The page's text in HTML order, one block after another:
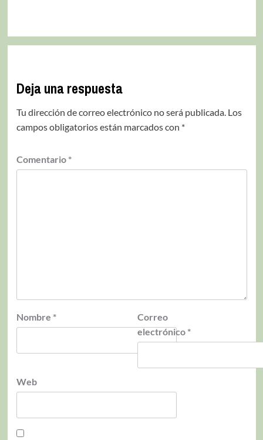
Deja una respuesta
Tu dirección de correo electrónico no será publicada. Los
campos obligatorios están marcados con *
Comentario *
Nombre *
Correo
electrónico *
Web